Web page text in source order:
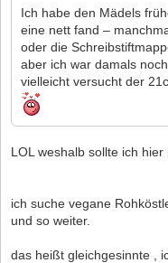
Ich habe den Mädels
eine nett fand –
oder die
aber ich war damals
vielleicht versucht der
LOL weshalb sollte ich
ich suche vegane
und so weiter.
das heißt gleichgesinnte ,